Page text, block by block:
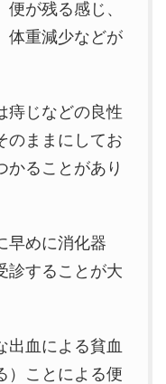
が残る感じ、
体重減少などが
痔じなどの良性
のままにしてお
かることがあり
早めに消化器
診することが大
出血による貧血
）ことによる便